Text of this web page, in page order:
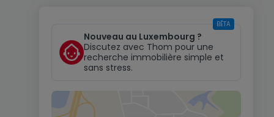
Nouveau au Luxembourg ?
Discutez avec Thom pour une
recherche immobilière simple et
sans stress.
BÊTA